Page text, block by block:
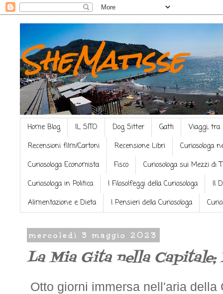
SheMatisse
Home Blog IL SITO Dog Sitter Gatti
Viaggi, tra
Recensioni film/Cartoni
Recensione Libri
Curiosologa
Curiosologa Economista
Fisco
Curiosologa sui Mezzi di
Curiosologa in Politica
I Filosolfeggi della Curiosologa
Il
Alimentazione e Dieta
I Pensieri della Curiosologa
mercoledì 3 maggio 2023
La Mia Gita nella Capitale;
Otto giorni immersa nell'aria